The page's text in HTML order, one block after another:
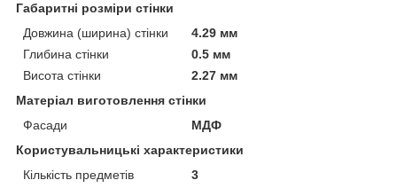
Габаритні розміри стінки
Довжина (ширина) стінки
4.29 мм
Глибина стінки
0.5 мм
Висота стінки
2.27 мм
Матеріал виготовлення стінки
Фасади
МДФ
Користувальницькі характеристики
Кількість предметів
3